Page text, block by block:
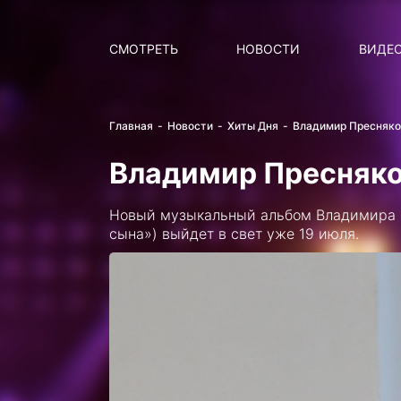
СМОТРЕТЬ НОВОСТИ
Главная Новости Хиты Дня Владимир
Владимир
Новый музыкальный альбом Владимира
сына») выйдет в свет уже 19 июля.